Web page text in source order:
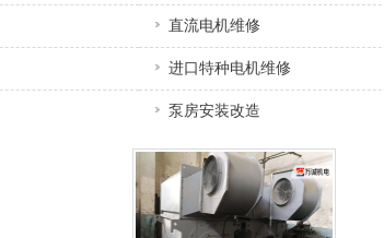
直流电机维修
进口特种电机维修
泵房安装改造